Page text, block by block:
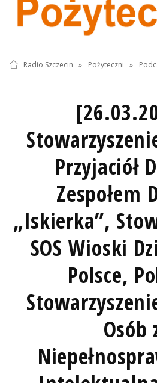
Radio Szczecin » Pożyteczni »
Przyjaciół
Zespołem
„Iskierka”,
SOS Wioski
Polsce,
Osób